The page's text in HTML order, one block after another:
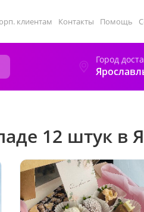
клиентам Контакты Помощь
Город
12 штук в